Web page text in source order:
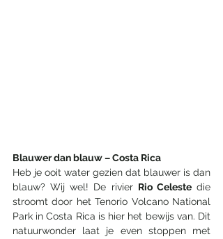
Blauwer dan blauw – Costa Rica
Heb je ooit water gezien dat blauwer is dan
blauw? Wij wel! De rivier Rio Celeste die
stroomt door het Tenorio Volcano National
Park in Costa Rica is hier het bewijs van. Dit
natuurwonder laat je even stoppen met